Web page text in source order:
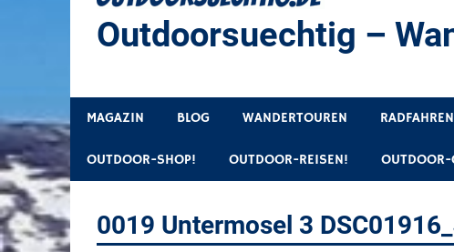
Outdoorsuechtig –
MAGAZIN BLOG WANDERTOUREN RADFAHREN
OUTDOOR-SHOP! OUTDOOR-REISEN! OUTDOOR-
0019 Untermosel 3